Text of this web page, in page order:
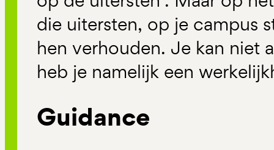
die uitersten, op je campus
hen verhouden. Je kan niet
heb je namelijk een
Guidance